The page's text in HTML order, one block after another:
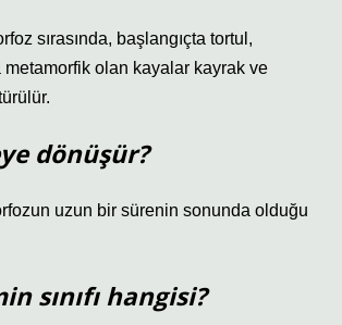
sırasında, başlangıçta tortul,
metamorfik olan kayalar kayrak ve
dönüşür?
uzun bir sürenin sonunda olduğu
sınıfı hangisi?